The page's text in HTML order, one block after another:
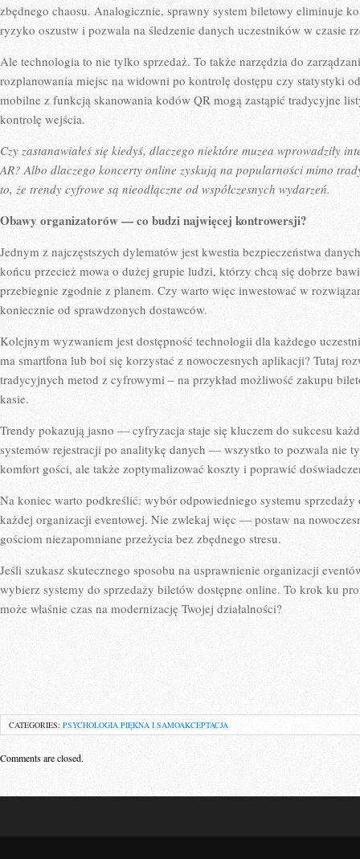
zbędnego chaosu. Analogicznie, sprawny system biletowy eliminuje
ryzyko oszustw i pozwala na śledzenie danych uczestników w czasie
Ale technologia to nie tylko sprzedaż. To także narzędzia do
rozplanowania miejsc na widowni po kontrolę dostępu czy statystyki
mobilne z funkcją skanowania kodów QR mogą zastąpić tradycyjne
kontrolę wejścia.
Czy zastanawiałeś się kiedyś, dlaczego niektóre muzea wprowadziły
AR? Albo dlaczego koncerty online zyskują na popularności mimo
to, że trendy cyfrowe są nieodłączne od współczesnych wydarzeń.
Obawy organizatorów — co budzi najwięcej kontrowersji?
Jednym z najczęstszych dylematów jest kwestia bezpieczeństwa
końcu przecież mowa o dużej grupie ludzi, którzy chcą się dobrze
przebiegnie zgodnie z planem. Czy warto więc inwestować w
koniecznie od sprawdzonych dostawców.
Kolejnym wyzwaniem jest dostępność technologii dla każdego
ma smartfona lub boi się korzystać z nowoczesnych aplikacji? Tutaj
tradycyjnych metod z cyfrowymi – na przykład możliwość zakupu
kasie.
Trendy pokazują jasno — cyfryzacja staje się kluczem do sukcesu
systemów rejestracji po analitykę danych — wszystko to pozwala nie
komfort gości, ale także zoptymalizować koszty i poprawić
Na koniec warto podkreślić: wybór odpowiedniego systemu sprzedaży
każdej organizacji eventowej. Nie zwlekaj więc — postaw na
gościom niezapomniane przeżycia bez zbędnego stresu.
Jeśli szukasz skutecznego sposobu na usprawnienie organizacji
wybierz systemy do sprzedaży biletów dostępne online. To krok ku
może właśnie czas na modernizację Twojej działalności?
CATEGORIES: PSYCHOLOGIA PIĘKNA I SAMOAKCEPTACJA
Comments are closed.